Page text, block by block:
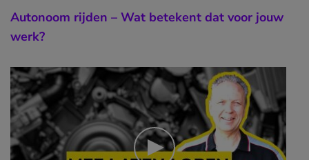
Autonoom rijden – Wat betekent dat voor jouw
werk?